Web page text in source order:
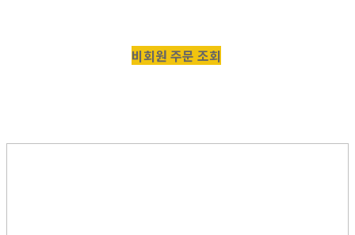
비회원 주문 조회